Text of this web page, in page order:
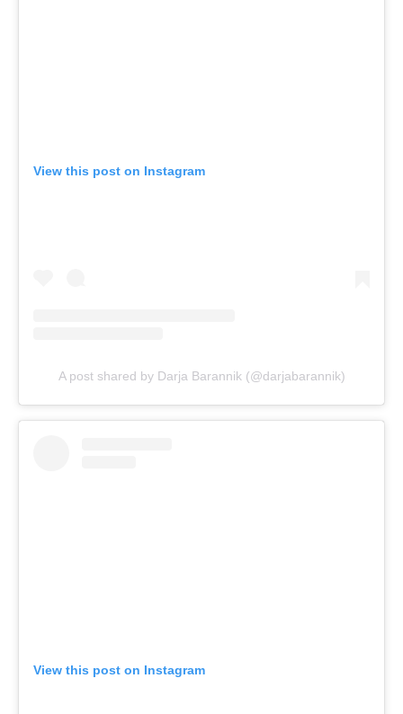
View this post on Instagram
A post shared by Darja Barannik (@darjabarannik)
View this post on Instagram